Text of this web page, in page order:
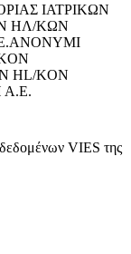
ΙΑΤΡΙΚΩΝ
HΛ/ΚΩΝ
ANONYMI
HL/KON
A.E.
VIES της